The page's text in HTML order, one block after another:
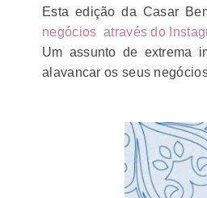
Esta edição da Casar
negócios através do
Um assunto de extrema
alavancar os seus